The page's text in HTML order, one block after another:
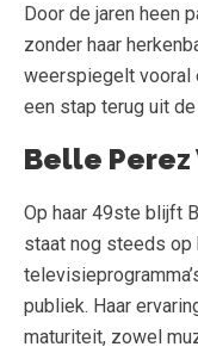
Door de jaren heen
zonder haar
weerspiegelt vooral
een stap terug uit
Belle Perez
Op haar 49ste blijft
staat nog steeds op
publiek. Haar
maturiteit, zowel